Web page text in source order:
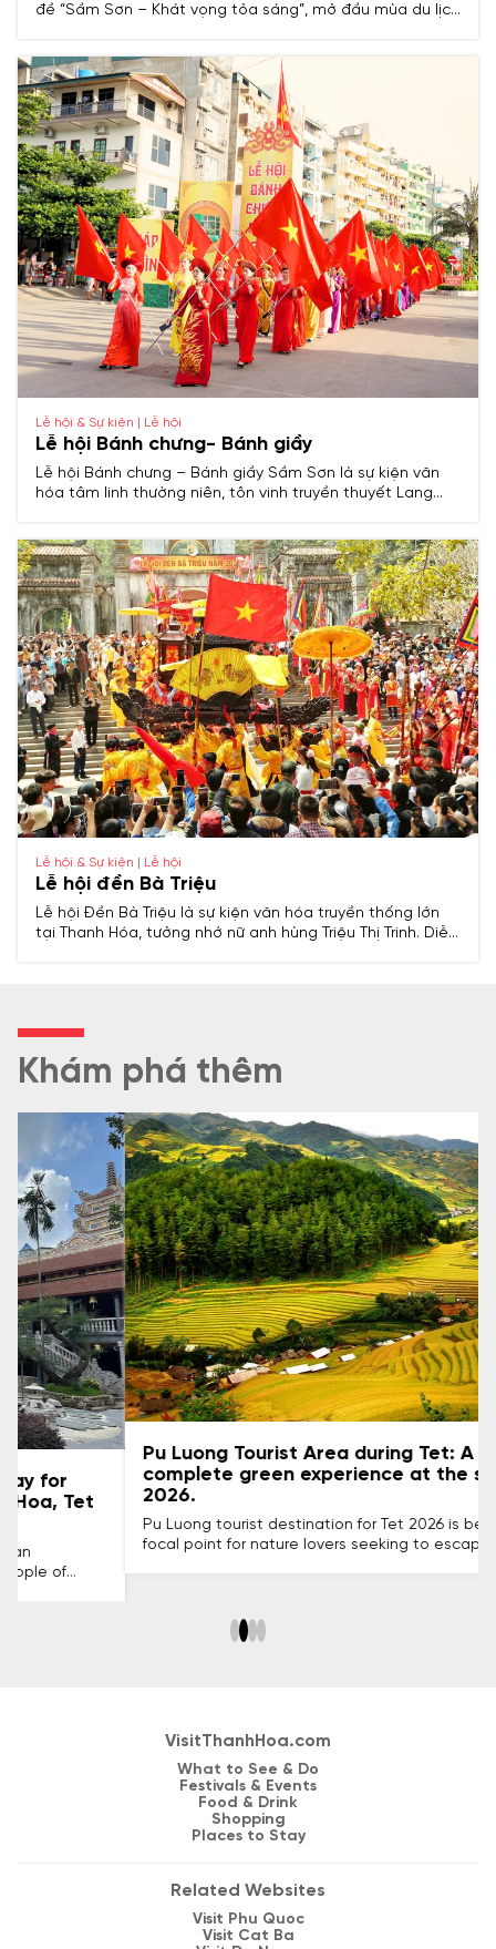
đề “Sầm Sơn – Khát vọng tỏa sáng”, mở đầu mùa du lịch
Lễ hội & Sự kiện | Lễ hội
Lễ hội Bánh chưng- Bánh giầy
Lễ hội Bánh chưng – Bánh giầy Sầm Sơn là sự kiện văn
hóa tâm linh thường niên, tôn vinh truyền thuyết Lang
Lễ hội & Sự kiện | Lễ hội
Lễ hội đền Bà Triệu
Lễ hội Đền Bà Triệu là sự kiện văn hóa truyền thống lớn
tại Thanh Hóa, tưởng nhớ nữ anh hùng Triệu Thị Trinh. Diễn
Khám phá thêm
Pu Luong Tourist Area during Tet: A
complete green experience at the start of
2026.
Pu Luong tourist destination for Tet 2026 is becoming a
focal point for nature lovers seeking to escape the city's
hustle and bustle. Pu Luong's allure stems not only from
journey to Pu Luong during Tet is sure to bring you a
VisitThanhHoa.com
What to See & Do
Festivals & Events
Food & Drink
Shopping
Places to Stay
Related Websites
Visit Phu Quoc
Visit Cat Ba